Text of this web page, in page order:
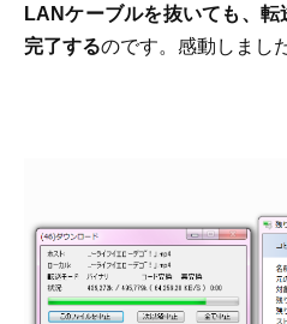
LANケーブルを抜いても、転
完了するのです。感動しました